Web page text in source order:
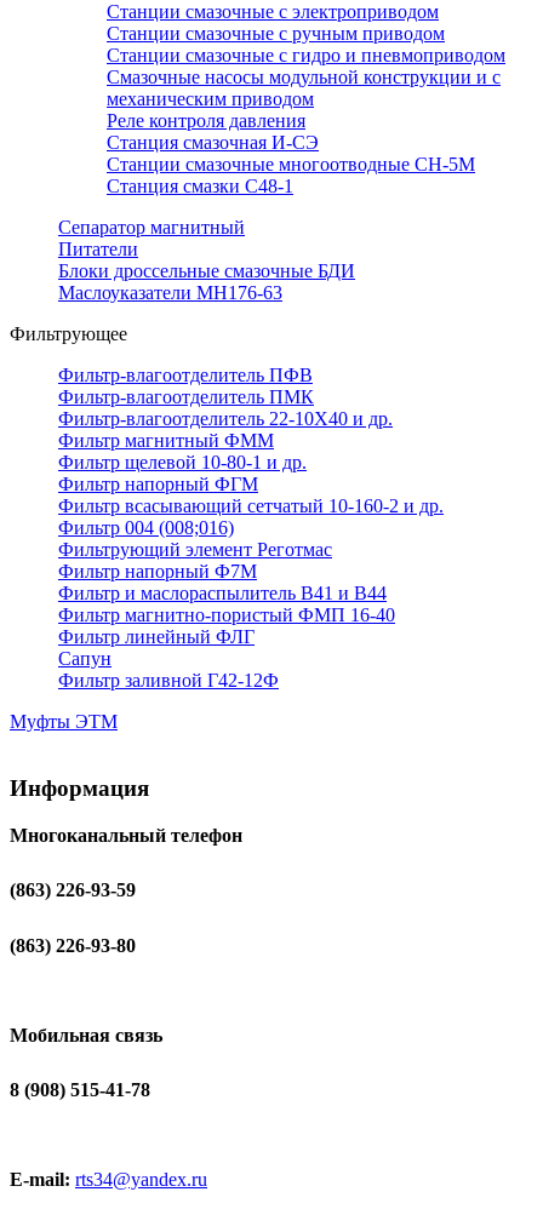
Станции смазочные с электроприводом
Станции смазочные с ручным приводом
Станции смазочные с гидро и пневмоприводом
Смазочные насосы модульной конструкции и с
механическим приводом
Реле контроля давления
Станция смазочная И-СЭ
Станции смазочные многоотводные СН-5М
Станция смазки С48-1
Сепаратор магнитный
Питатели
Блоки дроссельные смазочные БДИ
Маслоуказатели МН176-63
Фильтрующее
Фильтр-влагоотделитель ПФВ
Фильтр-влагоотделитель ПМК
Фильтр-влагоотделитель 22-10Х40 и др.
Фильтр магнитный ФММ
Фильтр щелевой 10-80-1 и др.
Фильтр напорный ФГМ
Фильтр всасывающий сетчатый 10-160-2 и др.
Фильтр 004 (008;016)
Фильтрующий элемент Реготмас
Фильтр напорный Ф7М
Фильтр и маслораспылитель В41 и В44
Фильтр магнитно-пористый ФМП 16-40
Фильтр линейный ФЛГ
Сапун
Фильтр заливной Г42-12Ф
Муфты ЭТМ
Информация
Многоканальный телефон
(863) 226-93-59
(863) 226-93-80
Мобильная связь
8 (908) 515-41-78
E-mail: rts34@yandex.ru